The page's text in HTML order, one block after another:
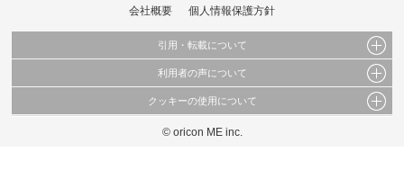
会社概要 個人情報保護方針
引用・転載について
当サイトで公開されている情報（文字、写真、イラスト、画像データ等）及びこれらの配
これらの情報を権利者の許可なく無断転載・複製などの二次利用を行うことは固く禁じて
利用者の声について
当サイトに掲載している内容はすべてサービスの利用者が提出された見解・感想です。
弊社の見解・ 意見ではないことをご理解いただいた上でご覧ください。
クッキーの使用について
このサイトでは Cookie を使用して、ユーザーに合わせたコンテンツや広告の表示、ソー
© oricon ME inc.